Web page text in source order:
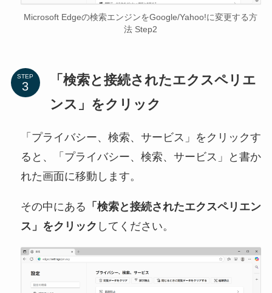
Microsoft Edgeの検索エンジンをGoogle/Yahoo!に変更する方
法 Step2
STEP
「検索と接続されたエクスペリエ
ンス」をクリック
「プライバシー、検索、サービス」をクリックす
ると、「プライバシー、検索、サービス」と書か
れた画面に移動します。
その中にある 「検索と接続されたエクスペリエン
ス」をクリック してください。